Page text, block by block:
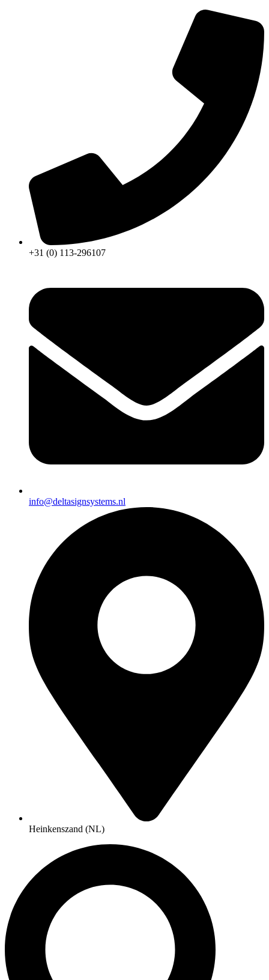
+31 (0) 113-296107
info@deltasignsystems.nl
Heinkenszand (NL)